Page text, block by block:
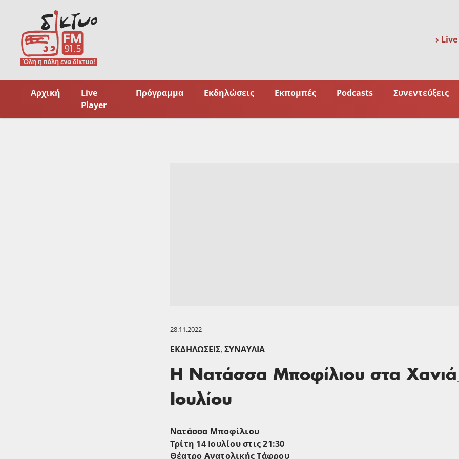
content
Αρχική
Live
Player
Πρόγραμμα Εκδηλώσεις Εκπομπές Podcasts Συνεντεύξεις
28.11.2022
ΕΚΔΗΛΏΣΕΙΣ, ΣΥΝΑΥΛΊΑ
Η Νατάσσα Μποφίλιου στα
Ιουλίου
Νατάσσα Μποφίλιου
Τρίτη 14 Ιουλίου στις 21:30
Θέατρο Ανατολικής Τάφρου